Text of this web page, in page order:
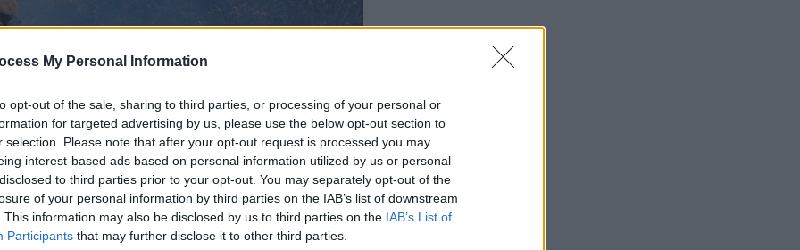
My Personal Information
opt-out of the sale, sharing to third parties, or processing of your personal or
for targeted advertising by us, please use the below opt-out section to
selection. Please note that after your opt-out request is processed you may
interest-based ads based on personal information utilized by us or personal
to third parties prior to your opt-out. You may separately opt-out of the
of your personal information by third parties on the IAB’s list of downstream
This information may also be disclosed by us to third parties on the IAB’s List of
Participants that may further disclose it to other third parties.